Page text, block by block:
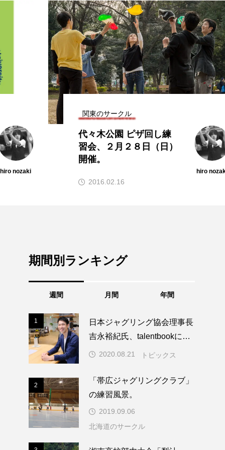
関東のサークル
代々木公園 ピザ回し練
習会、２月２８日（日）
2016.02.16
期間別ランキング
週間 月間 年間
1
日本ジャグリング協会理事長
吉永裕紀氏、talentbookにイ
ンタビュー掲載。
2020.08.21 トピックス
2
「帯広ジャグリングクラブ」
の練習風景。
2019.09.06
北海道のサークル